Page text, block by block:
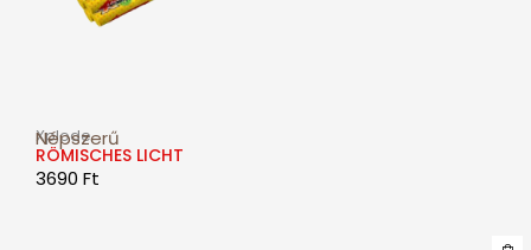
Népszerű
Xplode
RÖMISCHES LICHT
3690 Ft